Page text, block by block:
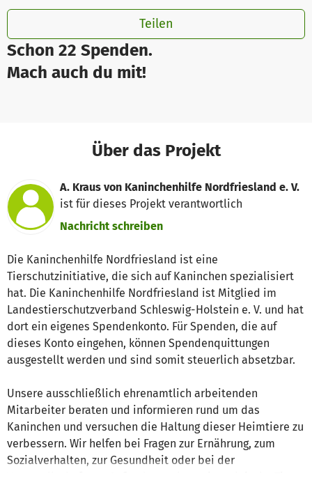
Schon 22 Spenden.
Mach auch du mit!
Teilen
Über das Projekt
A. Kraus von Kaninchenhilfe Nordfriesland e. V.
ist für dieses Projekt verantwortlich
Nachricht schreiben
Die Kaninchenhilfe Nordfriesland ist eine
Tierschutzinitiative, die sich auf Kaninchen spezialisiert
hat. Die Kaninchenhilfe Nordfriesland ist Mitglied im
Landestierschutzverband Schleswig-Holstein e. V. und hat
dort ein eigenes Spendenkonto. Für Spenden, die auf
dieses Konto eingehen, können Spendenquittungen
ausgestellt werden und sind somit steuerlich absetzbar.
Unsere ausschließlich ehrenamtlich arbeitenden
Mitarbeiter beraten und informieren rund um das
Kaninchen und versuchen die Haltung dieser Heimtiere zu
verbessern. Wir helfen bei Fragen zur Ernährung, zum
Sozialverhalten, zur Gesundheit oder bei der